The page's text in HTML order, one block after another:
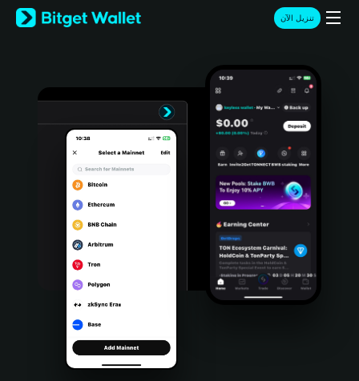
English
日本語
Türkçe
Português (Portugal)
Bahasa Indonesia
Português (Brasil)
Español (Argentina)
تنزيل الآن